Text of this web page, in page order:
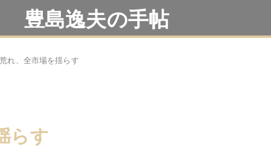
豊島逸夫の手帖
れ、全市場を揺らす
らす